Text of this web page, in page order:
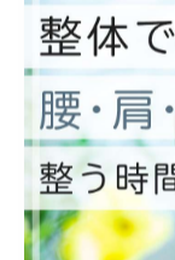
< 前のページ
#治療